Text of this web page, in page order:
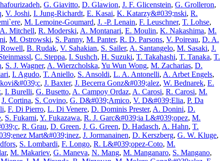
, G. Giavitto, D. Glawion, J. F. Glicenstein, G. Grolleron,
, V. Joshi, I. Jung-Richardt, E. Kasai, K. Katarzy&#039;nski, R.
, M. Lemoine-Goumard, J. -P. Lenain, F. Leuschner, T. Lohse,
A. Mitchell, R. Moderski, A. Montanari, E. Moulin, K. Nakashima, M.
, M. Ostrowski, S. Panny, M. Panter, R. D. Parsons, V. Poireau, D. A.
, B. Rudak, V. Sahakian, S. Sailer, A. Santangelo, M. Sasaki, J.
, C. Steppa, I. Sushch, H. Suzuki, T. Takahashi, T. Tanaka, T.
, S. J. Wagner, A. Wierzcholska, Yu Wun Wong, M. Zacharias, D.
, I. Agudo, T. Aniello, S. Ansoldi, L. A. Antonelli, A. Arbet Engels,
, J. Baxter, J. Becerra Gonz&#039;alez, W. Bednarek, E.
, I. Burelli, G. Busetto, A. Campoy Ordaz, A. Carosi, R. Carosi, M.
J. Cortina, S. Covino, G. D&#039;Amico, V. D&#039;Elia, P. Da
, F. Di Pierro, L. Di Venere, D. Dominis Prester, A. Donini, D.
, S. Fukami, Y. Fukazawa, R. J. Garc&#039;ia L&#039;opez, M.
, R. Grau, D. Green, J. G. Green, D. Hadasch, A. Hahn, T.
Mart&#039;inez, J. Jormanainen, D. Kerszberg, G. W. Kluge,
, S. Lombardi, F. Longo, R. L&#039;opez-Coto, M.
, M. Makariev, G. Maneva, N. Mang, M. Manganaro, S. Mangano,